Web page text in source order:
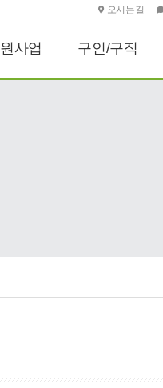
사업 구인/구직
오시는길